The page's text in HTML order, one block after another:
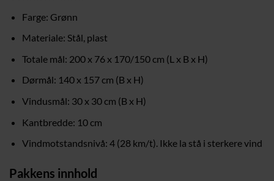
Farge: Grønn
Materiale: Stål, plast
Totale mål: 200 x 76 x 170/150 cm (L x B x H)
Dørmål: 140 x 157 cm (B x H)
Vindusmål: 30 x 30 cm (B x H)
Kantbredde: 10 cm
Vindmotstandsnivå: 4 (28 km/t). Ikke la stå i sterkere vind
Pakkens innhold